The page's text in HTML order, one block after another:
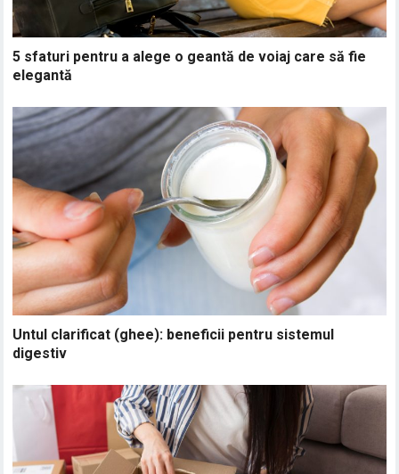
5 sfaturi pentru a alege o geantă de voiaj care să fie
elegantă
Untul clarificat (ghee): beneficii pentru sistemul
digestiv